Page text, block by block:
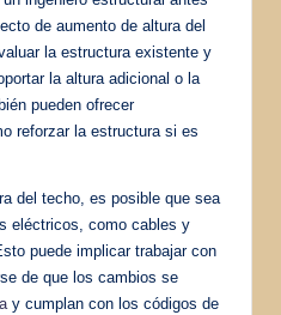
de aumento de altura del
la estructura existente y
la altura adicional o la
pueden ofrecer
reforzar la estructura si es
del techo, es posible que sea
eléctricos, como cables y
puede implicar trabajar con
de que los cambios se
y cumplan con los códigos de